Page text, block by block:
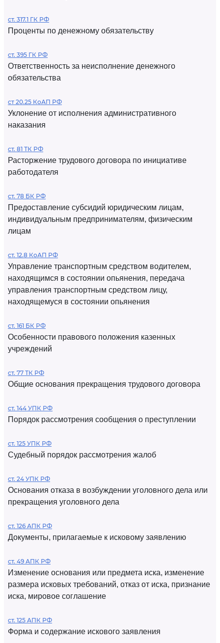
ст. 317.1 ГК РФ
Проценты по денежному обязательству
ст. 395 ГК РФ
Ответственность за неисполнение денежного
обязательства
ст 20.25 КоАП РФ
Уклонение от исполнения административного
наказания
ст. 81 ТК РФ
Расторжение трудового договора по инициативе
работодателя
ст. 78 БК РФ
Предоставление субсидий юридическим лицам,
индивидуальным предпринимателям, физическим
лицам
ст. 12.8 КоАП РФ
Управление транспортным средством водителем,
находящимся в состоянии опьянения, передача
управления транспортным средством лицу,
находящемуся в состоянии опьянения
ст. 161 БК РФ
Особенности правового положения казенных
учреждений
ст. 77 ТК РФ
Общие основания прекращения трудового договора
ст. 144 УПК РФ
Порядок рассмотрения сообщения о преступлении
ст. 125 УПК РФ
Судебный порядок рассмотрения жалоб
ст. 24 УПК РФ
Основания отказа в возбуждении уголовного дела или
прекращения уголовного дела
ст. 126 АПК РФ
Документы, прилагаемые к исковому заявлению
ст. 49 АПК РФ
Изменение основания или предмета иска, изменение
размера исковых требований, отказ от иска, признание
иска, мировое соглашение
ст. 125 АПК РФ
Форма и содержание искового заявления